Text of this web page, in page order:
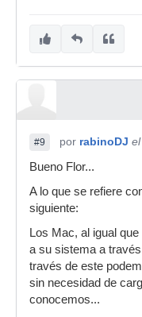
#9 por rabinoDJ
Bueno Flor...
A lo que se refiere
siguiente:
Los Mac, al igual
a su sistema a
través de este
sin necesidad de
conocemos...